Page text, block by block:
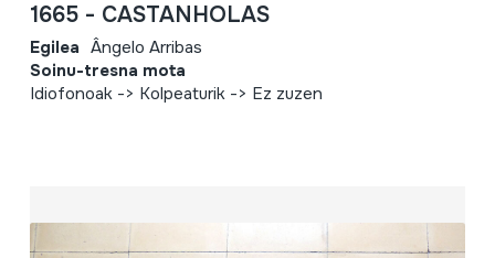
1665 - CASTANHOLAS
Egilea Ângelo Arribas
Soinu-tresna mota
Idiofonoak -> Kolpeaturik -> Ez zuzen